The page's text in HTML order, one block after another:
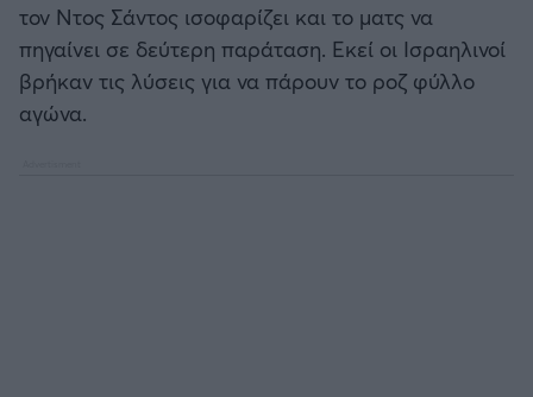
Μάντσεστερ Γιουνάιτεντ
Μάντσεστερ Σίτι
τον Ντος Σάντος ισοφαρίζει και το ματς να
πηγαίνει σε δεύτερη παράταση. Εκεί οι Ισραηλινοί
βρήκαν τις λύσεις για να πάρουν το ροζ φύλλο
αγώνα.